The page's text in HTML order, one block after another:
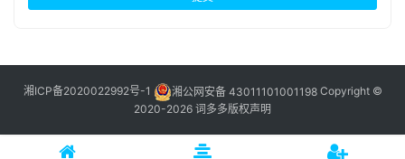
湘ICP备2020022992号-1 湘公网安备 43011101001198Copyright ©
2020-2026 词多多版权声明